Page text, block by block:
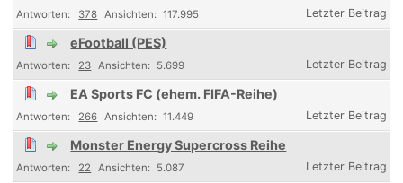
378 117.995
eFootball (PES)
23 5.699
EA Sports FC (ehem. FIFA-Reihe)
266 11.449
Monster Energy Supercross Reihe
22 5.087